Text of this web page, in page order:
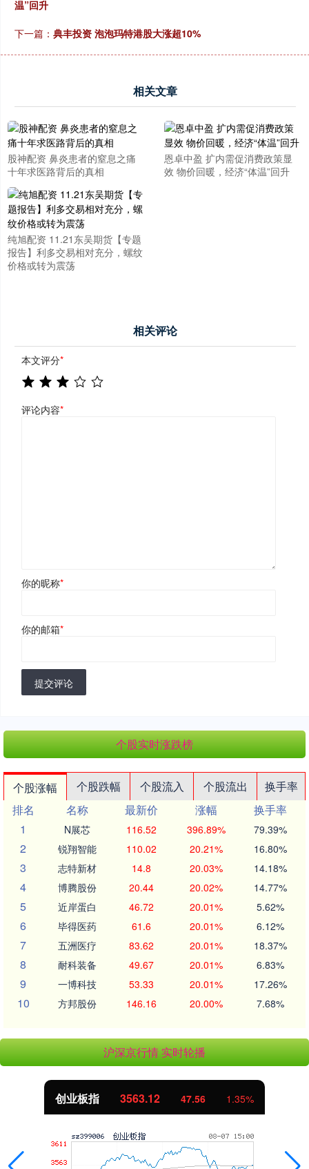
温”回升
下一篇： 典丰投资 泡泡玛特港股大涨超10%
相关文章
股神配资 鼻炎患者的窒息之痛
十年求医路背后的真相
恩卓中盈 扩内需促消费政策显
效 物价回暖，经济“体温”回升
纯旭配资 11.21东吴期货【专题
报告】利多交易相对充分，螺纹
价格或转为震荡
相关评论
本文评分*
评论内容*
你的昵称*
你的邮箱*
提交评论
个股实时涨跌榜
个股涨幅 个股跌幅 个股流入 个股流出
换手率
排名
名称 最新价 涨幅
换手率
1
N展芯 116.52 396.89% 79.39%
2 锐翔智能 110.02 20.21% 16.80%
3 志特新材 14.8 20.03% 14.18%
4 博腾股份 20.44 20.02% 14.77%
5 近岸蛋白 46.72 20.01% 5.62%
6 毕得医药 61.6 20.01% 6.12%
7 五洲医疗 83.62 20.01% 18.37%
8 耐科装备 49.67 20.01% 6.83%
9 一博科技 53.33 20.01% 17.26%
10 方邦股份 146.16 20.00% 7.68%
沪深京行情 实时轮播
创业板指 3563.12 47.56 1.35%